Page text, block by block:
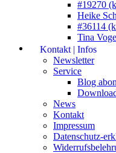
#19270
Heike
#36114
Tina
Kontakt | Infos
Newsletter
Service
Blog
News
Kontakt
Impressum
Datenschutz-